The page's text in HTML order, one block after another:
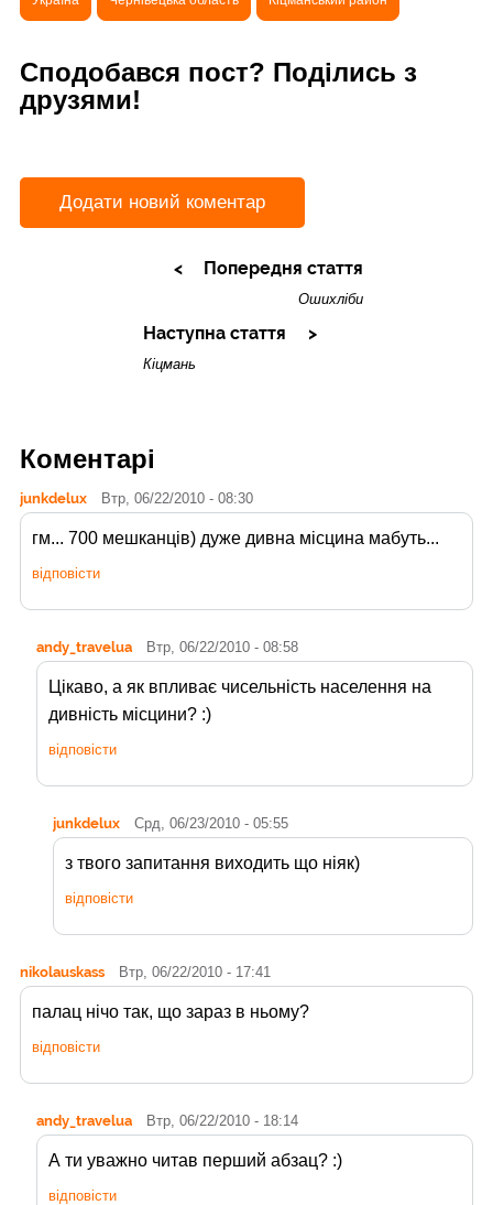
Сподобався пост? Поділись з
друзями!
Додати новий коментар
Попередня стаття
Ошихліби
Наступна стаття
Кіцмань
Коментарі
junkdelux Втр, 06/22/2010 - 08:30
гм... 700 мешканців) дуже дивна місцина мабуть...
відповісти
andy_travelua Втр, 06/22/2010 - 08:58
Цікаво, а як впливає чисельність населення на
дивність місцини? :)
відповісти
junkdelux Срд, 06/23/2010 - 05:55
з твого запитання виходить що ніяк)
відповісти
nikolauskass Втр, 06/22/2010 - 17:41
палац нічо так, що зараз в ньому?
відповісти
andy_travelua Втр, 06/22/2010 - 18:14
А ти уважно читав перший абзац? :)
відповісти